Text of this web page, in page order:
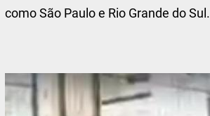
como São Paulo e Rio Grande do Sul.